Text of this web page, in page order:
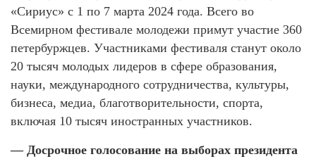
«Сириус» с 1 по 7 марта 2024 года. Всего во
Всемирном фестивале молодежи примут участие 360
петербуржцев. Участниками фестиваля станут около
20 тысяч молодых лидеров в сфере образования,
науки, международного сотрудничества, культуры,
бизнеса, медиа, благотворительности, спорта,
включая 10 тысяч иностранных участников.
— Досрочное голосование на выборах президента